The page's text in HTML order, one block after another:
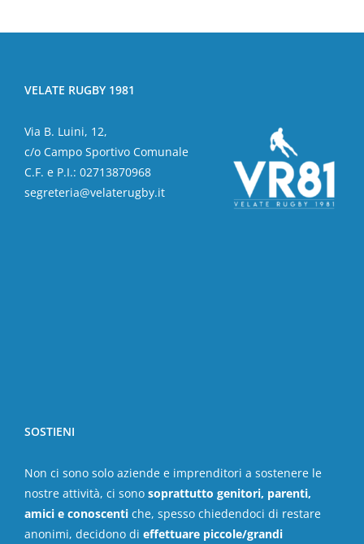
VELATE RUGBY 1981
Via B. Luini, 12,
c/o Campo Sportivo Comunale
C.F. e P.I.: 02713870968
segreteria@velaterugby.it
SOSTIENI
Non ci sono solo aziende e imprenditori a sostenere le
nostre attività, ci sono soprattutto genitori, parenti,
amici e conoscenti che, spesso chiedendoci di restare
anonimi, decidono di effettuare piccole/grandi